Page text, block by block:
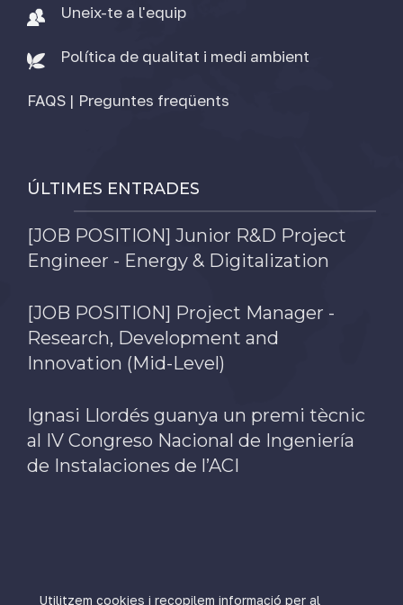
Uneix-te a l'equip
Política de qualitat i medi ambient
FAQS | Preguntes freqüents
ÚLTIMES ENTRADES
[JOB POSITION] Junior R&D Project
Engineer - Energy & Digitalization
[JOB POSITION] Project Manager -
Research, Development and
Innovation (Mid-Level)
Ignasi Llordés guanya un premi tècnic
al IV Congreso Nacional de Ingeniería
de Instalaciones de l’ACI
Utilitzem cookies i recopilem informació per al